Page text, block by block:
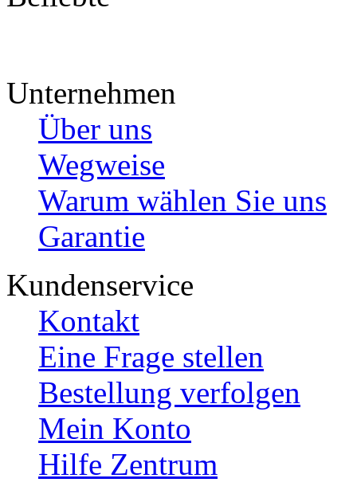
Unternehmen
Über uns
Wegweise
Warum wählen Sie uns
Garantie
Kundenservice
Kontakt
Eine Frage stellen
Bestellung verfolgen
Mein Konto
Hilfe Zentrum